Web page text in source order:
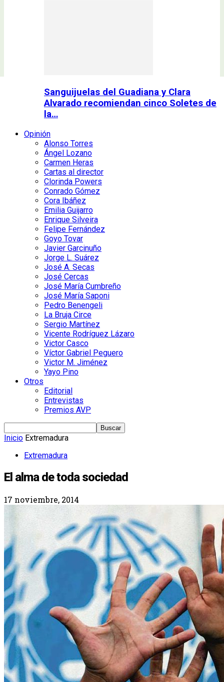
Sanguijuelas del Guadiana y Clara
Alvarado recomiendan cinco Soletes de
la…
Opinión
Alonso Torres
Ángel Lozano
Carmen Heras
Cartas al director
Clorinda Powers
Conrado Gómez
Cora Ibáñez
Emilia Guijarro
Enrique Silveira
Felipe Fernández
Goyo Tovar
Javier Garcinuño
Jorge L. Suárez
José A. Secas
José Cercas
José María Cumbreño
José María Saponi
Pedro Benengeli
La Bruja Circe
Sergio Martínez
Vicente Rodríguez Lázaro
Victor Casco
Víctor Gabriel Peguero
Victor M. Jiménez
Yayo Pino
Otros
Editorial
Entrevistas
Premios AVP
Inicio Extremadura
Extremadura
El alma de toda sociedad
17 noviembre, 2014